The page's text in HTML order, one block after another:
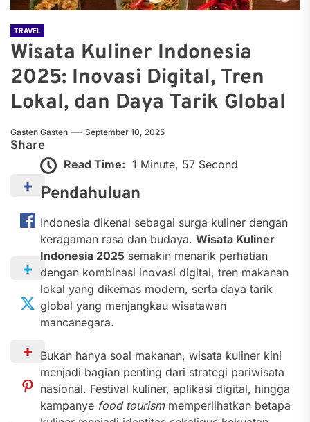
TRAVEL
Wisata Kuliner Indonesia
2025: Inovasi Digital, Tren
Lokal, dan Daya Tarik Global
Gasten Gasten September 10, 2025
Share
Read Time: 1 Minute, 57 Second
Pendahuluan
Indonesia dikenal sebagai surga kuliner dengan
keragaman rasa dan budaya. Wisata Kuliner
Indonesia 2025semakin menarik perhatian
dengan kombinasi inovasi digital, tren makanan
lokal yang dikemas modern, serta daya tarik
global yang menjangkau wisatawan
mancanegara.
Bukan hanya soal makanan, wisata kuliner kini
menjadi bagian penting dari strategi pariwisata
nasional. Festival kuliner, aplikasi digital, hingga
kampanye food tourismmemperlihatkan betapa